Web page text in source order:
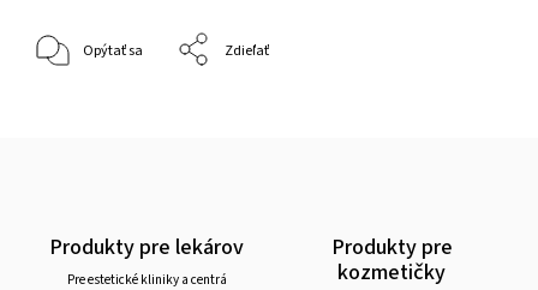
Opýtať sa Zdieľať
Produkty pre lekárov
Pre estetické kliniky a centrá
Produkty pre
kozmetičky